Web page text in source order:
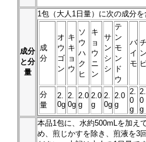
成分
と分
量
1包（大人1日量）に次の成分を
成
分
オ
ウ
ゴ
ン
キ
キ
ョ
ウ
ソ
ウ
ハ
ク
ヒ
キ
ョ
ウ
ニ
ン
サ
ン
シ
シ
テ
ン
モ
ン
ド
ウ
バ
イ
モ
チ
ン
分
量
2.
0g
2.
0g
2.0
g
2.0
g
2.
0g
2.0
g
2.
0
g
2.
0
g
本品1包に、水約500mLを加え
め、煎じかすを除き、煎液を3